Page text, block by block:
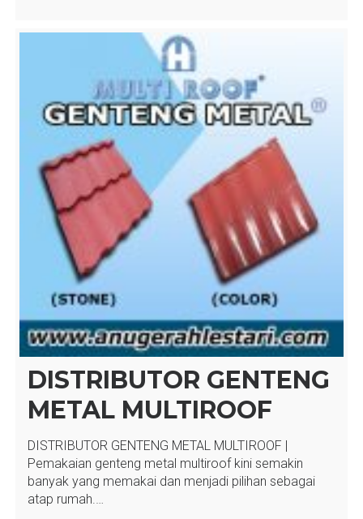
DISTRIBUTOR GENTENG
METAL MULTIROOF
DISTRIBUTOR GENTENG METAL MULTIROOF |
Pemakaian genteng metal multiroof kini semakin
banyak yang memakai dan menjadi pilihan sebagai
atap rumah.…